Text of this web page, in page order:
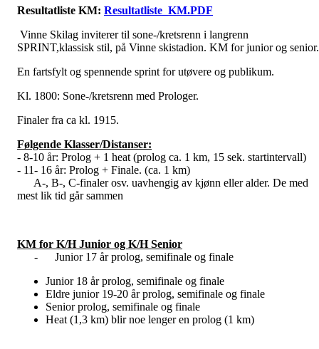
Resultatliste KM: Resultatliste_KM.PDF
Vinne Skilag inviterer til sone-/kretsrenn i langrenn
SPRINT,klassisk stil, på Vinne skistadion. KM for junior og senior.
En fartsfylt og spennende sprint for utøvere og publikum.
Kl. 1800: Sone-/kretsrenn med Prologer.
Finaler fra ca kl. 1915.
Følgende Klasser/Distanser:
- 8-10 år: Prolog + 1 heat (prolog ca. 1 km, 15 sek. startintervall)
- 11- 16 år: Prolog + Finale. (ca. 1 km)
A-, B-, C-finaler osv. uavhengig av kjønn eller alder. De med
mest lik tid går sammen
KM for K/H Junior og K/H Senior
- Junior 17 år prolog, semifinale og finale
Junior 18 år prolog, semifinale og finale
Eldre junior 19-20 år prolog, semifinale og finale
Senior prolog, semifinale og finale
Heat (1,3 km) blir noe lenger en prolog (1 km)